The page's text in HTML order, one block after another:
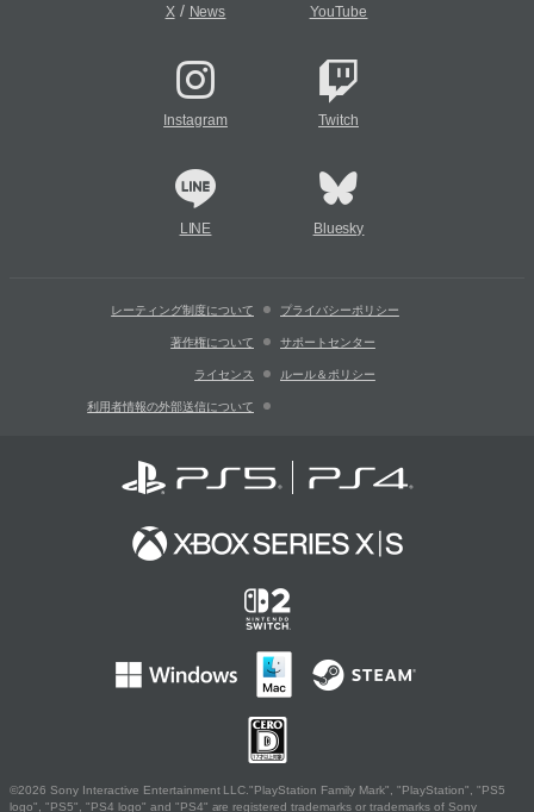
X/ News YouTube
Instagram Twitch
LINE Bluesky
レーティング制度について プライバシーポリシー
著作権について サポートセンター
ライセンス ルール＆ポリシー
利用者情報の外部送信について
©2026 Sony Interactive Entertainment LLC."PlayStation Family Mark", "PlayStation", "PS5
logo", "PS5", "PS4 logo" and "PS4" are registered trademarks or trademarks of Sony